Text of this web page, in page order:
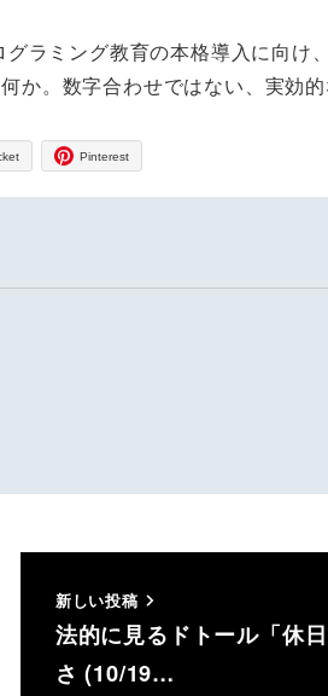
ラミング教育の本格導入に向け
。数字合わせではない、実効的
Pinterest
新しい投稿
法的に見るドトール「休
さ (10/19…